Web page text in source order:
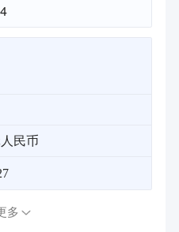
民币
多